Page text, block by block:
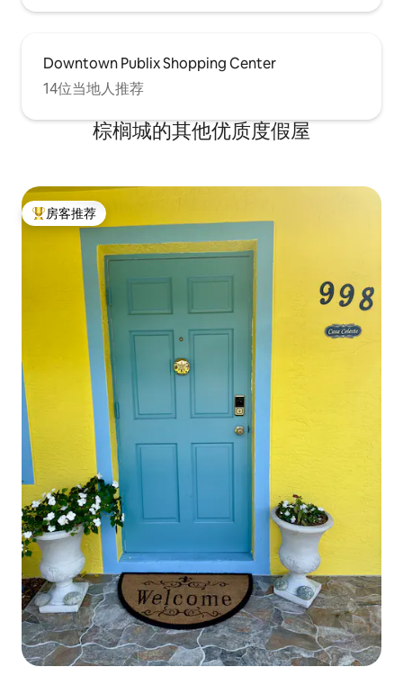
Downtown Publix Shopping Center
14位当地人推荐
棕榈城的其他优质度假屋
热门「房客推荐」
房客推荐